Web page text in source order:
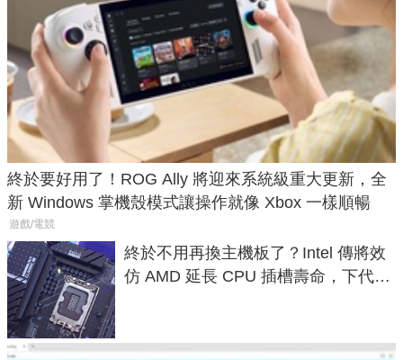
終於要好用了！ROG Ally 將迎來系統級重大更新，全
新 Windows 掌機殼模式讓操作就像 Xbox 一樣順暢
遊戲/電競
終於不用再換主機板了？Intel 傳將效
仿 AMD 延長 CPU 插槽壽命，下代